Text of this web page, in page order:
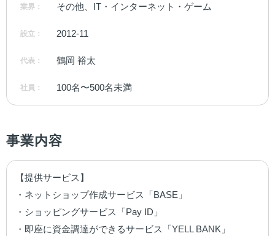
業界： その他、IT・インターネット・ゲーム
設立： 2012-11
代表： 鶴岡 裕太
社員： 100名〜500名未満
事業内容
【提供サービス】
・ネットショップ作成サービス「BASE」
・ショッピングサービス「Pay ID」
・即座に資金調達ができるサービス「YELL BANK」